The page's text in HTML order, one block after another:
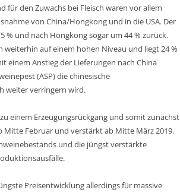
für den Zuwachs bei Fleisch waren vor allem
von China/Hongkong und in die USA. Der
% und nach Hongkong sogar um 44 % zurück.
weiterhin auf einem hohen Niveau und liegt 24 %
einem Anstieg der Lieferungen nach China
(ASP) die chinesische
weiter verringern wird.
einem Erzeugungsrückgang und somit zunächst
Mitte Februar und verstärkt ab Mitte März 2019.
und die jüngst verstärkte
Preisentwicklung allerdings für massive